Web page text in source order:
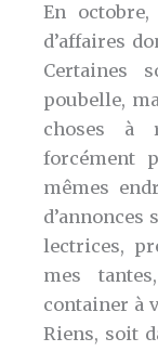
En
d’affaires
Certaines
poubelle,
choses à
forcément
mêmes
d’annonces
lectrices,
mes
container à
Riens, soit